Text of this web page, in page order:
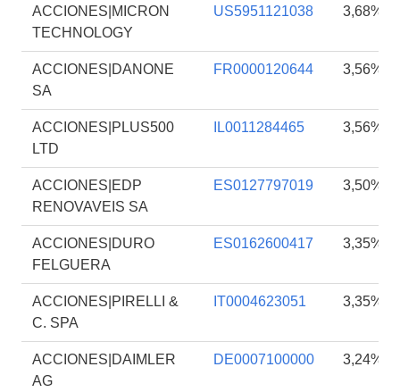
ACCIONES|MICRON
TECHNOLOGY
US5951121038 3,68%
ACCIONES|DANONE
SA
FR0000120644 3,56%
ACCIONES|PLUS500
LTD
IL0011284465 3,56%
ACCIONES|EDP
RENOVAVEIS SA
ES0127797019 3,50%
ACCIONES|DURO
FELGUERA
ES0162600417 3,35%
ACCIONES|PIRELLI &
C. SPA
IT0004623051 3,35%
ACCIONES|DAIMLER
AG
DE0007100000 3,24%